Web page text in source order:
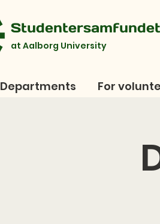
Studentersamfundet
at Aalborg University
Departments For